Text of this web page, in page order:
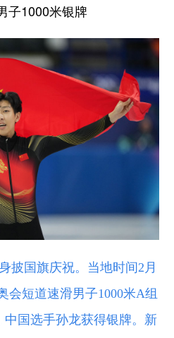
子1000米银牌
披国旗庆祝。当地时间2月
会短道速滑男子1000米A组
国选手孙龙获得银牌。新